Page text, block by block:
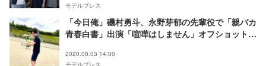
モデルプレス
「今日俺」磯村勇斗、永野芽郁の先輩役で「親バカ
青春白書」出演「喧嘩はしません」オフショット公
2020.08.03 14:00
モデルプレス